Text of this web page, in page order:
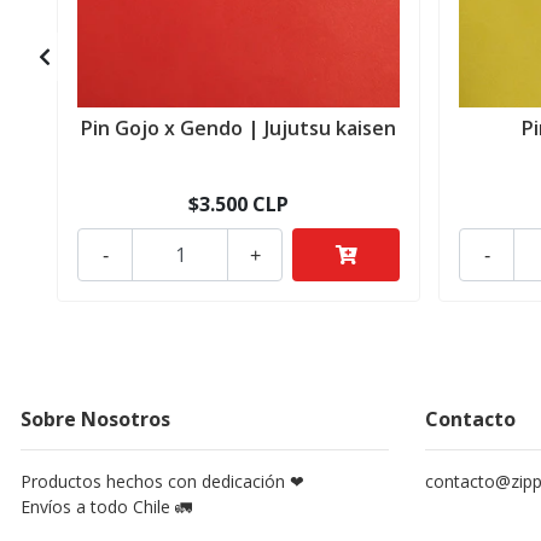
Pin Gojo x Gendo | Jujutsu kaisen
$3.500 CLP
+
- -
Sobre Nosotros
Productos hechos con dedicación ❤
Envíos a todo Chile 🚛
Contacto